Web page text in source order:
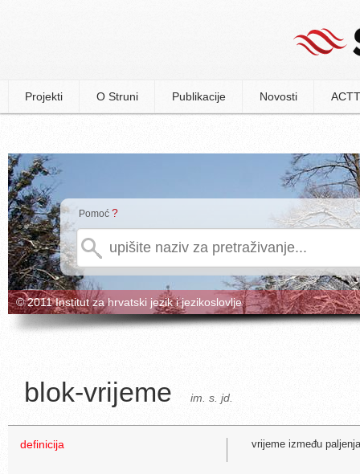
Projekti O Struni Publikacije Novosti
Pomoć ?
© 2011 Institut za hrvatski jezik i jezikoslovlje
blok-vrijeme im. s. jd.
definicija vrijeme između